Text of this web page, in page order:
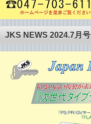
JKS NEWS 2024.7月号